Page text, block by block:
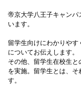
帝京大学八王子キャン
います。
留学生向けにわかりや
についてお伝えします。
その他、留学生在校生
を実施。留学生とは、
す。